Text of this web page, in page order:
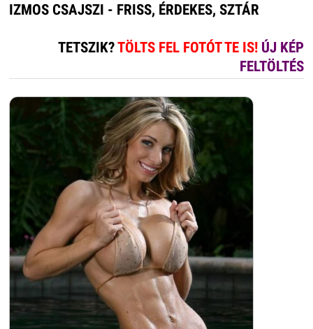
IZMOS CSAJSZI - FRISS, ÉRDEKES, SZTÁR
TETSZIK?TÖLTS FEL FOTÓT TE IS! ÚJ KÉP
FELTÖLTÉS